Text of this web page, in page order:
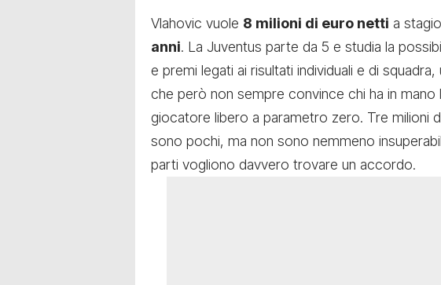
Vlahovic vuole 8 milioni di euro netti a
anni. La Juventus parte da 5 e studia la
e premi legati ai risultati individuali e di
che però non sempre convince chi ha in
giocatore libero a parametro zero. Tre milioni
sono pochi, ma non sono nemmeno
parti vogliono davvero trovare un accordo.